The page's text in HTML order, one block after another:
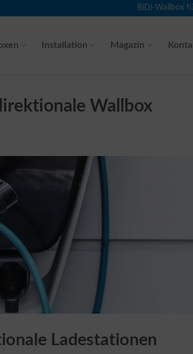
BiDi-Wallbox
Installation Magazin
Wallbox
Ladestationen